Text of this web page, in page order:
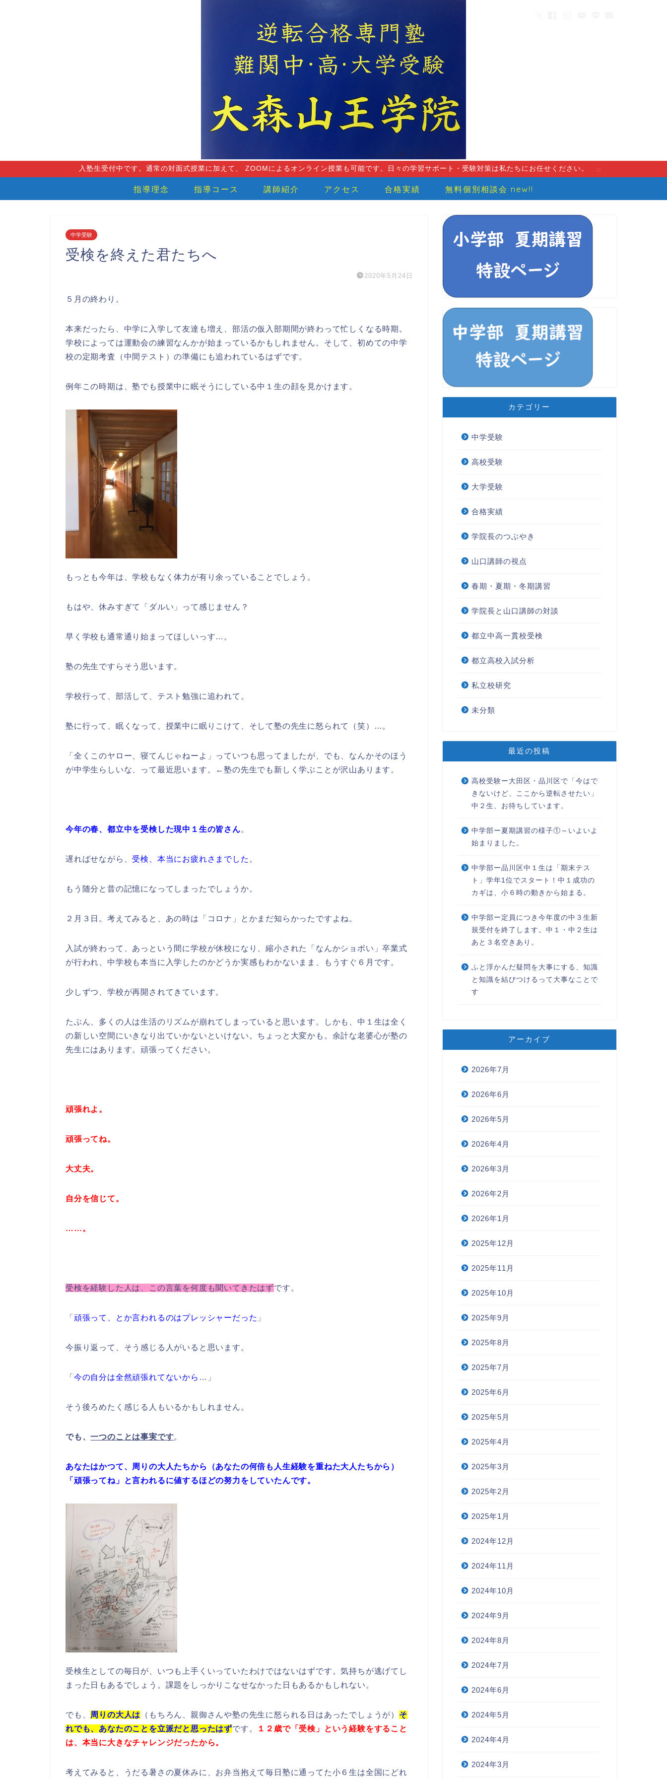
入塾生受付中です。通常の対面式授業に加えて、 ZOOMによるオンライン授業も可能です。日々の学習サポート・受験対策は私たちにお任せください。
指導理念 指導コース 講師紹介 アクセス 合格実績 無料個別相談会 new!!
中学受験
受検を終えた君たちへ
2020年5月24日
５月の終わり。
本来だったら、中学に入学して友達も増え、部活の仮入部期間が終わって忙しくなる時期。
学校によっては運動会の練習なんかが始まっているかもしれません。そして、初めての中学
校の定期考査（中間テスト）の準備にも追われているはずです。
例年この時期は、塾でも授業中に眠そうにしている中１生の顔を見かけます。
もっとも今年は、学校もなく体力が有り余っていることでしょう。
もはや、休みすぎて「ダルい」って感じません？
早く学校も通常通り始まってほしいっす…。
塾の先生ですらそう思います。
学校行って、部活して、テスト勉強に追われて。
塾に行って、眠くなって、授業中に眠りこけて、そして塾の先生に怒られて（笑）…。
「全くこのヤロー、寝てんじゃねーよ」っていつも思ってましたが、でも、なんかそのほう
が中学生らしいな、って最近思います。←塾の先生でも新しく学ぶことが沢山あります。
今年の春、都立中を受検した現中１生の皆さん。
遅ればせながら、 受検、本当にお疲れさまでした 。
もう随分と昔の記憶になってしまったでしょうか。
２月３日。考えてみると、あの時は「コロナ」とかまだ知らかったですよね。
入試が終わって、あっという間に学校が休校になり、縮小された「なんかショボい」卒業式
が行われ、中学校も本当に入学したのかどうか実感もわかないまま、もうすぐ６月です。
少しずつ、学校が再開されてきています。
たぶん、多くの人は生活のリズムが崩れてしまっていると思います。しかも、中１生は全く
の新しい空間にいきなり出ていかないといけない。ちょっと大変かも。余計な老婆心が塾の
先生にはあります。頑張ってください。
頑張れよ。
頑張ってね。
大丈夫。
自分を信じて。
……。
受検を経験した人は、この言葉を何度も聞いてきたはずです。
「 頑張って、とか言われるのはプレッシャーだった 」
今振り返って、そう感じる人がいると思います。
「 今の自分は全然頑張れてないから …」
そう後ろめたく感じる人もいるかもしれません。
でも、一つのことは事実です。
あなたはかつて、周りの大人たちから（あなたの何倍も人生経験を重ねた大人たちから）
「頑張ってね」と言われるに値するほどの努力をしていたんです。
受検生としての毎日が、いつも上手くいっていたわけではないはずです。気持ちが逃げてし
まった日もあるでしょう。課題をしっかりこなせなかった日もあるかもしれない。
でも、 周りの大人は （もちろん、親御さんや塾の先生に怒られる日はあったでしょうが） そ
れでも、あなたのことを立派だと思ったはずです。
１２歳で「受検」という経験をすること
は、本当に大きなチャレンジだったから。
考えてみると、うだる暑さの夏休みに、お弁当抱えて毎日塾に通ってた小６生は全国にどれ
カテゴリー
中学受験
高校受験
大学受験
合格実績
学院長のつぶやき
山口講師の視点
春期・夏期・冬期講習
学院長と山口講師の対談
都立中高一貫校受検
都立高校入試分析
私立校研究
未分類
最近の投稿
高校受験ー大田区・品川区で「今はで
きないけど、ここから逆転させたい」
中２生、お待ちしています。
中学部ー夏期講習の様子①～いよいよ
始まりました。
中学部ー品川区中１生は「期末テス
ト」学年1位でスタート！中１成功の
カギは、小６時の動きから始まる。
中学部ー定員につき今年度の中３生新
規受付を終了します。中１・中２生は
あと３名空きあり。
ふと浮かんだ疑問を大事にする、知識
と知識を結びつけるって大事なことで
す
アーカイブ
2026年7月
2026年6月
2026年5月
2026年4月
2026年3月
2026年2月
2026年1月
2025年12月
2025年11月
2025年10月
2025年9月
2025年8月
2025年7月
2025年6月
2025年5月
2025年4月
2025年3月
2025年2月
2025年1月
2024年12月
2024年11月
2024年10月
2024年9月
2024年8月
2024年7月
2024年6月
2024年5月
2024年4月
2024年3月